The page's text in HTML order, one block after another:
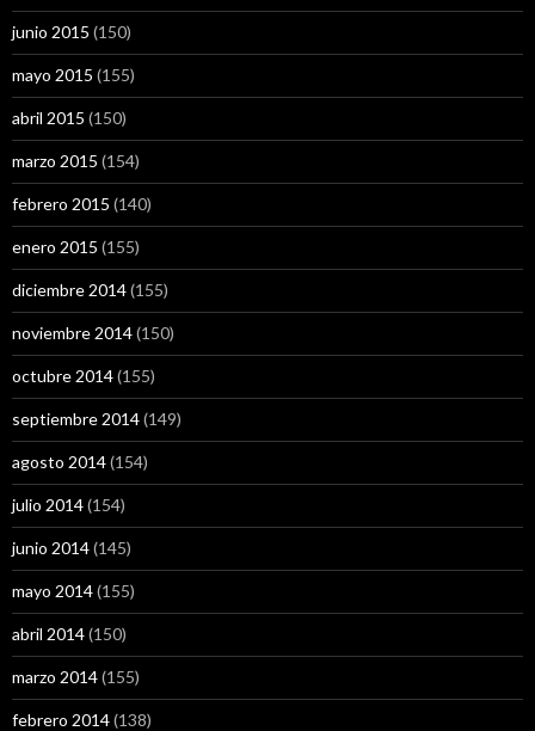
junio 2015 (150)
mayo 2015 (155)
abril 2015 (150)
marzo 2015 (154)
febrero 2015 (140)
enero 2015 (155)
diciembre 2014(155)
noviembre 2014(150)
octubre 2014(155)
septiembre 2014(149)
agosto 2014(154)
julio 2014(154)
junio 2014(145)
mayo 2014(155)
abril 2014(150)
marzo 2014(155)
febrero 2014(138)